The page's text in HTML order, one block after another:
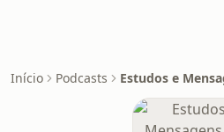
Início Podcasts Estudos e